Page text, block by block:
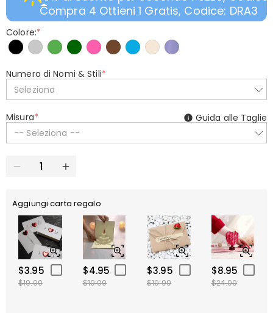
Compra 4 Ottieni 1 Gratis, Codice: DRA3
Colore:*
Numero di Nomi & Stili*
Seleziona
Misura*
-- Seleziona --
Guida alle Taglie
Aggiungi carta regalo
$3.95
$10.00
$4.95
$10.00
$3.95
$10.00
$8.95
$24.00